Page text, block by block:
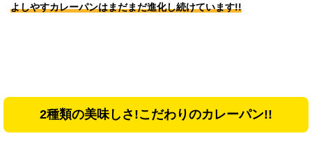
よしやすカレーパンはまだまだ進化し続けています!!
2種類の美味しさ!こだわりのカレーパン!!